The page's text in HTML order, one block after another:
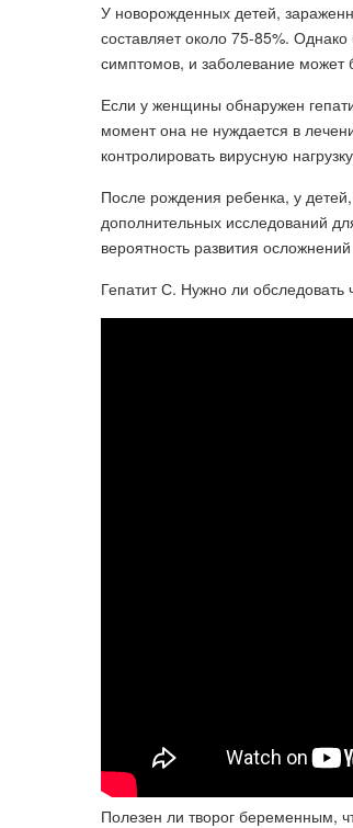
У новорожденных детей,
составляет около 75-85%.
симптомов, и заболевание может
Если у женщины обнаружен
момент она не нуждается в
контролировать вирусную
После рождения ребенка, у
дополнительных исследований
вероятность развития
Гепатит С. Нужно ли обследовать
Полезен ли творог беременным,